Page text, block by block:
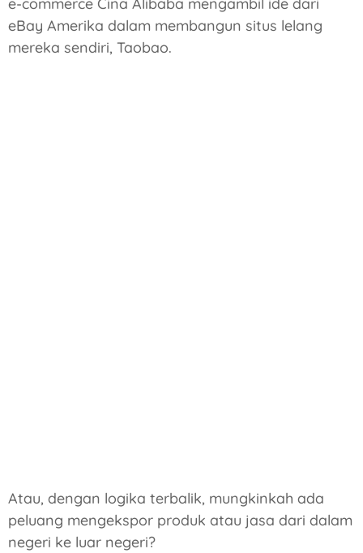
e-commerce Cina Alibaba mengambil ide dari
eBay Amerika dalam membangun situs lelang
mereka sendiri, Taobao.
Atau, dengan logika terbalik, mungkinkah ada
peluang mengekspor produk atau jasa dari dalam
negeri ke luar negeri?